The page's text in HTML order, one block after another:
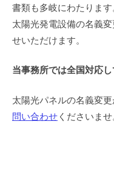
書類も多岐にわたります
太陽光発電設備の名義
せいただけます。
当事務所では全国対応し
太陽光パネルの名義変
問い合わせ くださいませ